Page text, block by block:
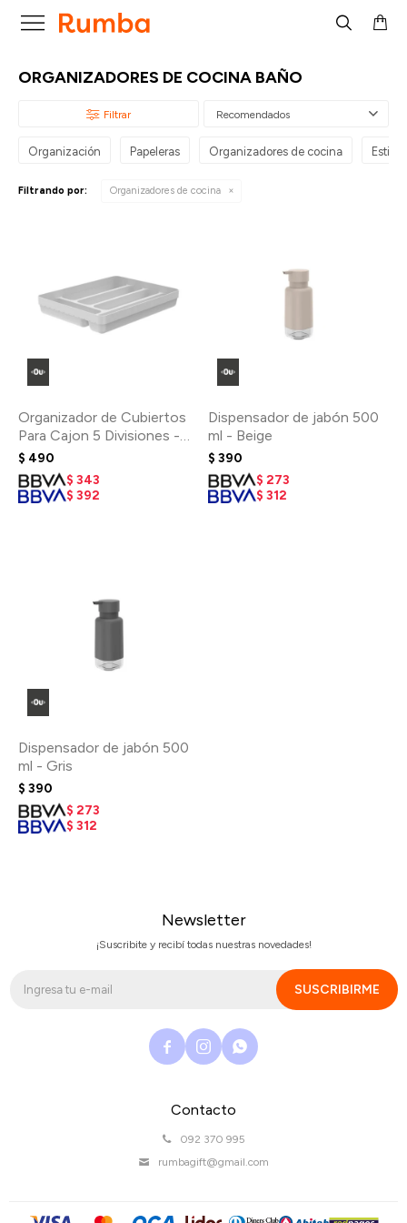

ORGANIZADORES DE COCINA BAÑO
Recomendados
Organización Papeleras Organizadores de cocina Estilo
Filtrando por: Organizadores de cocina
Organizador de Cubiertos
Para Cajon 5 Divisiones -
Blanco
$ 490
$ 343
$ 392
Dispensador de jabón 500
ml - Beige
$ 390
$ 273
$ 312
Dispensador de jabón 500
ml - Gris
$ 390
$ 273
$ 312
Contacto
092 370 995
rumbagift@gmail.com
Newsletter
¡Suscribite y recibí todas nuestras novedades!
SUSCRIBIRME
  